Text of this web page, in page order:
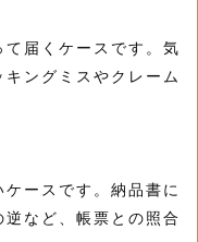
届くケースです。気
ングミスやクレーム
ースです。納品書に
など、帳票との照合